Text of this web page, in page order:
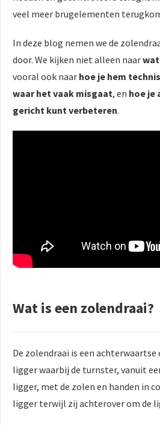
veel meer brugelementen
In deze blog nemen we de
door. We kijken niet alleen naarwat
vooral ook naar hoe je hem
waar het vaak misgaat, en hoe je
gericht kunt verbeteren.
Wat is een zolendraai?
De zolendraai is een
ligger waarbij de turnster, vanuit
ligger, met de zolen en handen in
ligger terwijl zij achterover om de